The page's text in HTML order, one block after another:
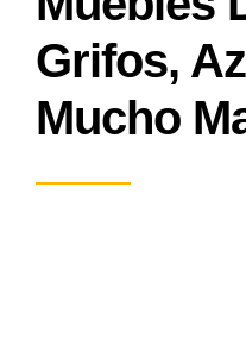
Grifos,
Mucho